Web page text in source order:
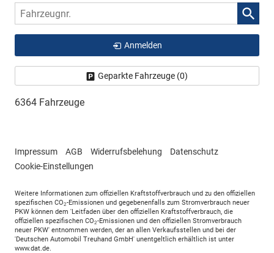
Fahrzeugnr.
Anmelden
Geparkte Fahrzeuge (0)
6364 Fahrzeuge
Impressum AGB Widerrufsbelehung
Datenschutz
Cookie-Einstellungen
Weitere Informationen zum offiziellen Kraftstoffverbrauch und zu den offiziellen
spezifischen CO2-Emissionen und gegebenenfalls zum Stromverbrauch neuer
PKW können dem 'Leitfaden über den offiziellen Kraftstoffverbrauch, die
offiziellen spezifischen CO2-Emissionen und den offiziellen Stromverbrauch
neuer PKW' entnommen werden, der an allen Verkaufsstellen und bei der
'Deutschen Automobil Treuhand GmbH' unentgeltlich erhältlich ist unter
www.dat.de.